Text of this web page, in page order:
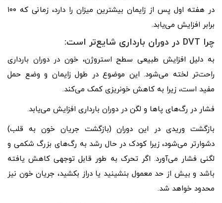
در هفته اول پس از زایمان بیشترین میزان را دارد، زمانی که ۱۰۰
برابر افزایش می‌یابد.
چرا DVT در دوران بارداری شایع‌تر است:
به دلیل افزایش طبیعی سطح استروژن، خون در دوران بارداری
راحت‌تر لخته می‌شود. این موضوع در طول زایمان و وضع حمل
مفید است، زیرا به کاهش خونریزی کمک می‌کند.
فشار در رگ‌های پاها و لگن در دوران بارداری افزایش می‌یابد.
بازگشت وریدی در این دوران (بازگشت جریان خون به قلب)
دشوارتر می‌شود، زیرا کودک در حال رشد به رگ‌های بزرگ شکمی و
لگنی فشار می‌آورد. اگر تحرک به طور قابل توجهی کاهش یافته
باشد و بیش از حد معمول بنشینید یا دراز بکشید، جریان خون نیز
محدود خواهد شد.